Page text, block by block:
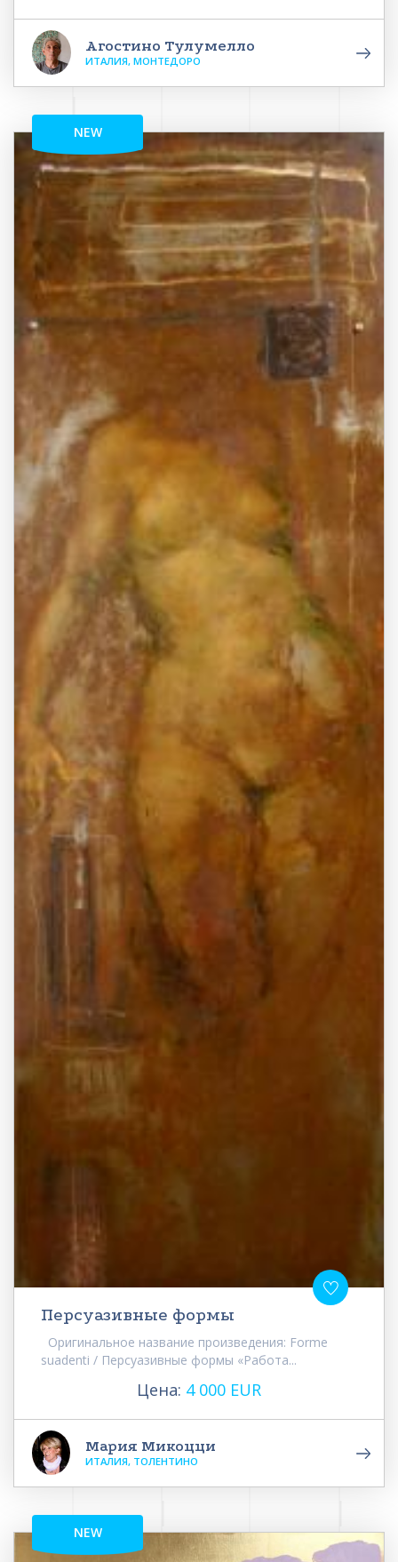
Агостино Тулумелло
ИТАЛИЯ, МОНТЕДОРО
NEW
Персуазивные формы
Оригинальное название произведения: Forme
suadenti / Персуазивные формы «Работа...
Цена: 4 000 EUR
Мария Микоцци
ИТАЛИЯ, ТОЛЕНТИНО
NEW